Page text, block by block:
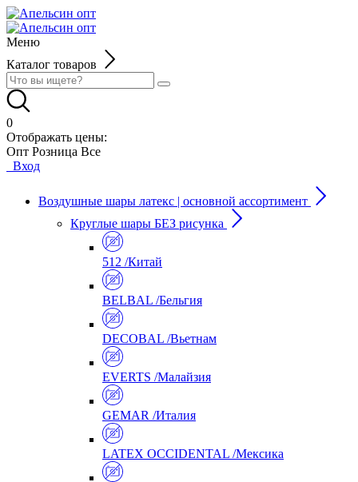
Меню
Каталог товаров
0
Отображать цены:
Опт Розница Все
Вход
Воздушные шары латекс | основной ассортимент
Круглые шары БЕЗ рисунка
512 /Китай
BELBAL /Бельгия
DECOBAL /Вьетнам
EVERTS /Малайзия
GEMAR /Италия
LATEX OCCIDENTAL /Мексика